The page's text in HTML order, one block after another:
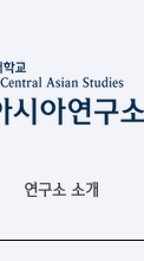
연구소 소개